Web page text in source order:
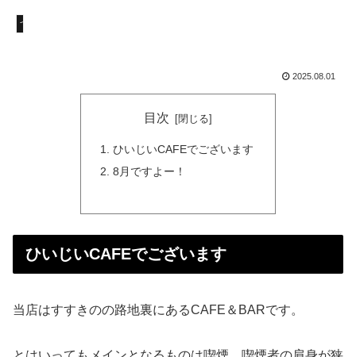
つぶやき
2025.08.01
目次
ひいじいCAFEでございます
8月ですよー！
ひいじいCAFEでございます
当店はすすきのの路地裏にあるCAFE＆BARです。